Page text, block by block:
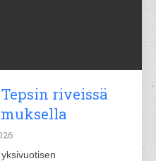
riveissä